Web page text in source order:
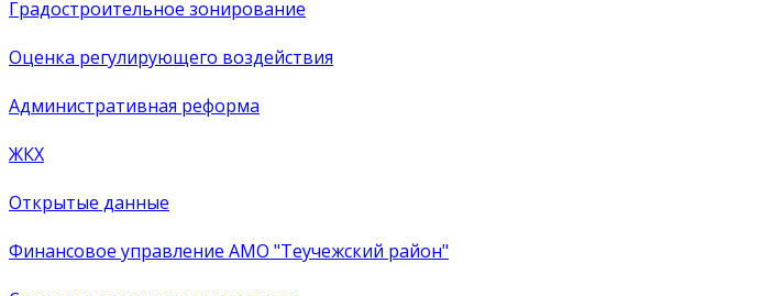
Градостроительное зонирование
Оценка регулирующего воздействия
Административная реформа
ЖКХ
Открытые данные
Финансовое управление АМО "Теучежский район"